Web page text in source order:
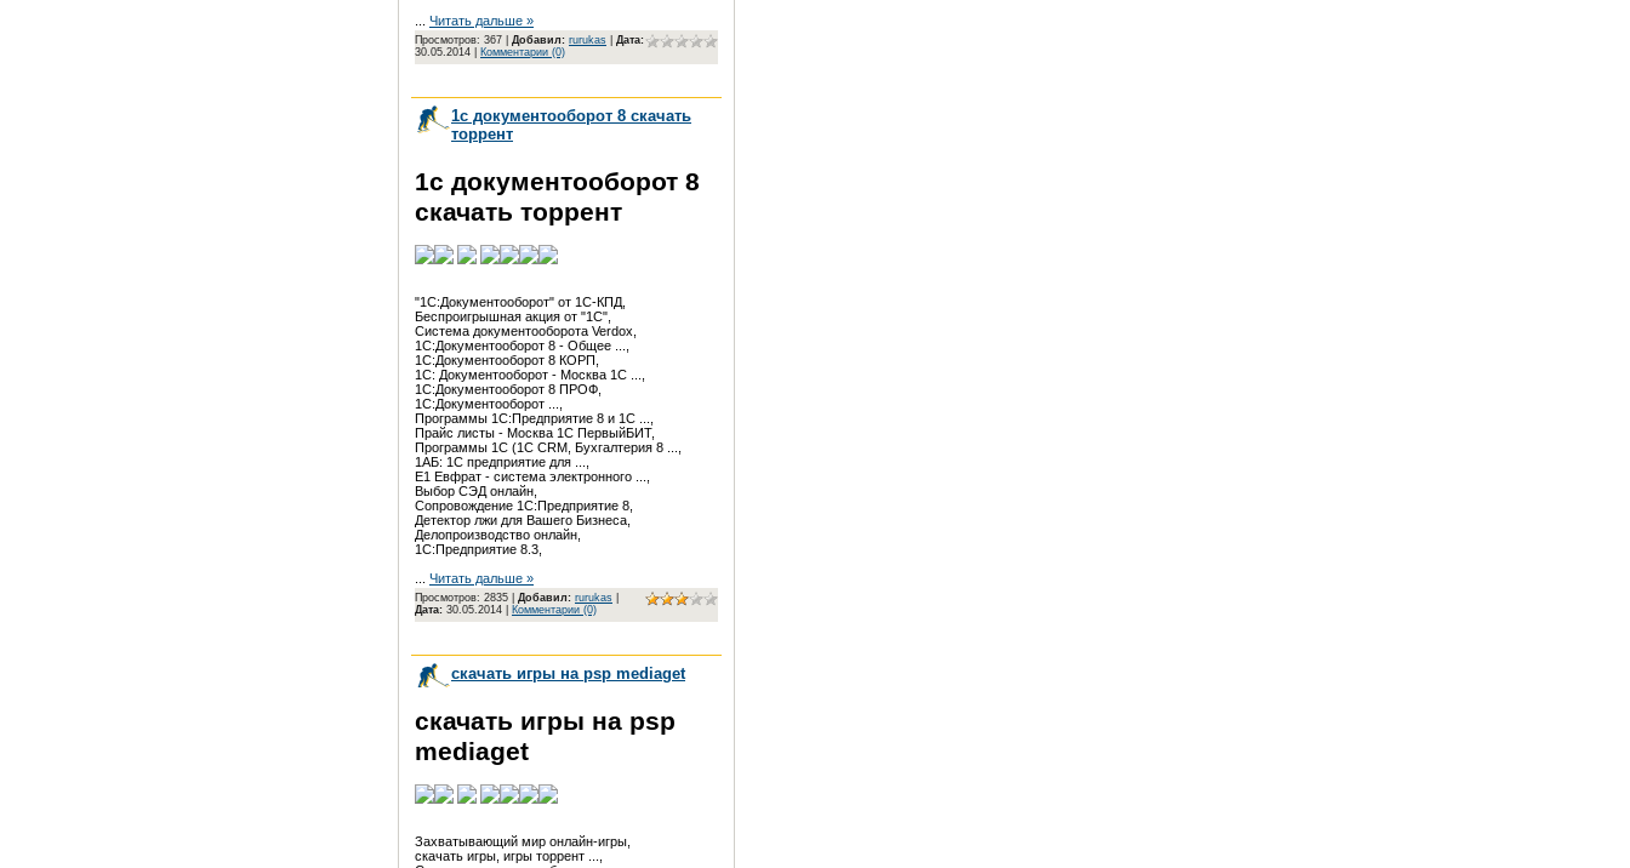
Читать дальше »
Просмотров: 367 | Добавил: rurukas
Дата:
30.05.2014
Комментарии (0)
1с документооборот 8 скачать
торрент
1с документооборот 8
скачать торрент
"1С:Документооборот" от 1С-КПД,
Беспроигрышная акция от "1С",
Система документооборота Verdox,
1С:Документооборот 8 - Общее ...,
1С:Документооборот 8 КОРП,
1С: Документооборот - Москва 1С ...,
1С:Документооборот 8 ПРОФ,
1С:Документооборот ...,
Программы 1С:Предприятие 8 и 1С ...,
Прайс листы - Москва 1С ПервыйБИТ,
Программы 1С (1C CRM, Бухгалтерия 8 ...,
1АБ: 1С предприятие для ...,
Е1 Евфрат - система электронного ...,
Выбор СЭД онлайн,
Сопровождение 1С:Предприятие 8,
Детектор лжи для Вашего Бизнеса,
Делопроизводство онлайн,
1С:Предприятие 8.3,
Читать дальше »
Просмотров: 2835 | Добавил: rurukas
Дата: 30.05.2014 Комментарии (0)
скачать игры на psp mediaget
скачать игры на psp
mediaget
Захватывающий мир онлайн-игры,
скачать игры, игры торрент ...,